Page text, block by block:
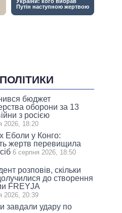
бюджет
оборони за 13
з росією
2026, 18:20
Еболи у Конго:
жертв перевищила
6 серпня 2026, 18:50
розповів, скільки
до створення
FREYJA
2026, 20:39
завдали удару по